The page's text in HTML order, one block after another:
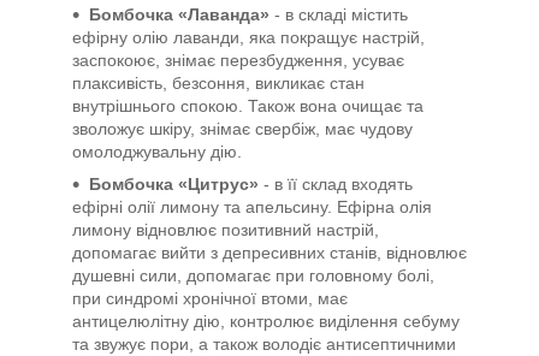
Бомбочка «Лаванда» - в складі містить
ефірну олію лаванди, яка покращує настрій,
заспокоює, знімає перезбудження, усуває
плаксивість, безсоння, викликає стан
внутрішнього спокою. Також вона очищає та
зволожує шкіру, знімає свербіж, має чудову
омолоджувальну дію.
Бомбочка «Цитрус» - в її склад входять
ефірні олії лимону та апельсину. Ефірна олія
лимону відновлює позитивний настрій,
допомагає вийти з депресивних станів, відновлює
душевні сили, допомагає при головному болі,
при синдромі хронічної втоми, має
антицелюлітну дію, контролює виділення себуму
та звужує пори, а також володіє антисептичними